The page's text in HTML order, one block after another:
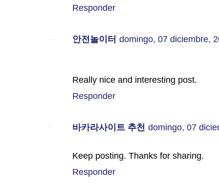
Responder
안전놀이터 domingo, 07 diciembre,
Really nice and interesting post.
Responder
바카라사이트 추천 domingo, 07
Keep posting. Thanks for sharing.
Responder